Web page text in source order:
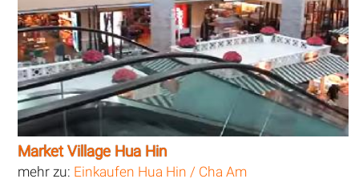
Market Village Hua Hin
mehr zu: Einkaufen Hua Hin / Cha Am